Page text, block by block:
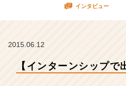
式
ン
インタビュー
2015.06.12
【インターンシップで